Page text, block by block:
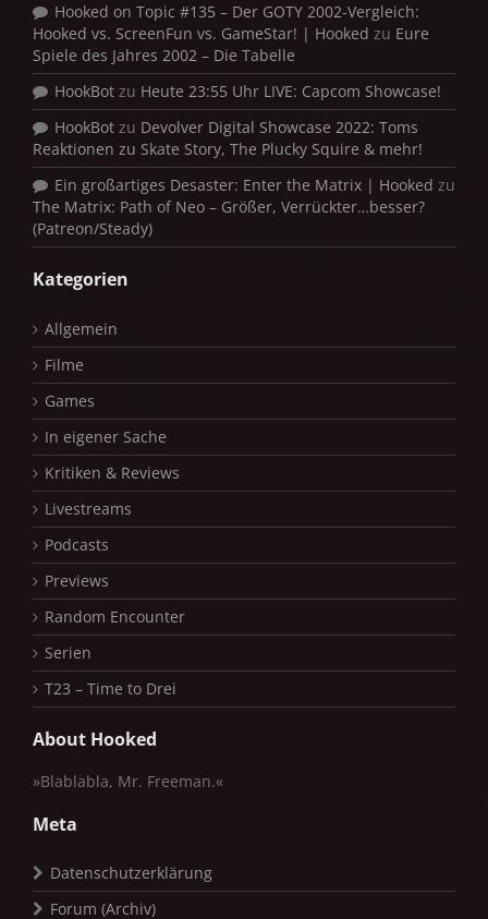
Hooked on Topic #135 – Der GOTY 2002-Vergleich:
Hooked vs. ScreenFun vs. GameStar! | Hooked zu Eure
Spiele des Jahres 2002 – Die Tabelle
HookBot zu Heute 23:55 Uhr LIVE: Capcom Showcase!
HookBot zu Devolver Digital Showcase 2022: Toms
Reaktionen zu Skate Story, The Plucky Squire & mehr!
Ein großartiges Desaster: Enter the Matrix | Hooked zu
The Matrix: Path of Neo – Größer, Verrückter…besser?
(Patreon/Steady)
Kategorien
Allgemein
Filme
Games
In eigener Sache
Kritiken & Reviews
Livestreams
Podcasts
Previews
Random Encounter
Serien
T23 – Time to Drei
About Hooked
»Blablabla, Mr. Freeman.«
Meta
Datenschutzerklärung
Forum (Archiv)